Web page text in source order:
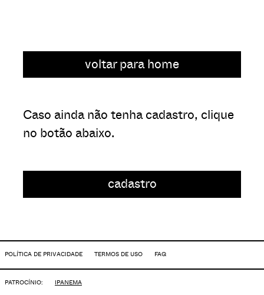
voltar para home
Caso ainda não tenha cadastro, clique
no botão abaixo.
cadastro
POLÍTICA DE PRIVACIDADE TERMOS DE USO FAQ
PATROCÍNIO: IPANEMA